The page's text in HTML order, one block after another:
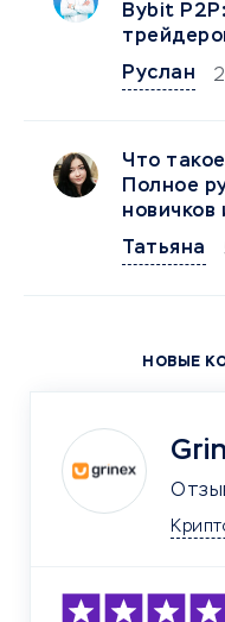
Bybit
Руслан
Что
Полное
Татьяна
НОВЫЕ